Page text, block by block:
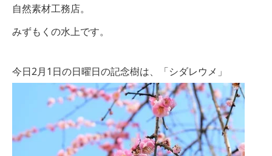
自然素材工務店。
みずもくの水上です。
今日2月1日の日曜日の記念樹は、「シダレウメ 」